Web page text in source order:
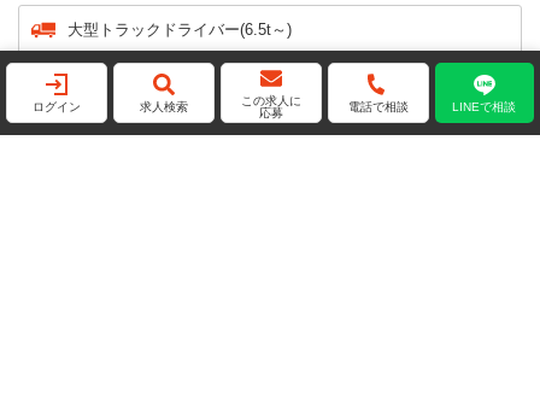
大型トラックドライバー(6.5t～)
タクシードライバー
ログイン 求人検索
この求人に
応募
電話で相談 LINEで相談